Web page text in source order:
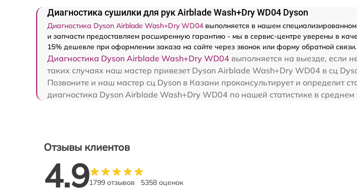
Диагностика сушилки для рук Airblade Wash+Dry WD04 Dyson
Диагностика Dyson Airblade Wash+Dry WD04 выполняется в нашем
и запчасти предоставляем расширенную гарантию - мы в сервис-центре уверены в
15% дешевле при оформлении заказа на сайте через звонок или форму обратной связи.
Диагностика Dyson Airblade Wash+Dry WD04 выполняется на выезде, если
таких случаях наш мастер привезет Dyson Airblade Wash+Dry WD04 в сц
Позвоните и наш мастер сц Dyson в Казани проконсультирует и определит
диагностика Dyson Airblade Wash+Dry WD04 по нашей статистике в
Отзывы клиентов
4.91799 отзывов 5358 оценок